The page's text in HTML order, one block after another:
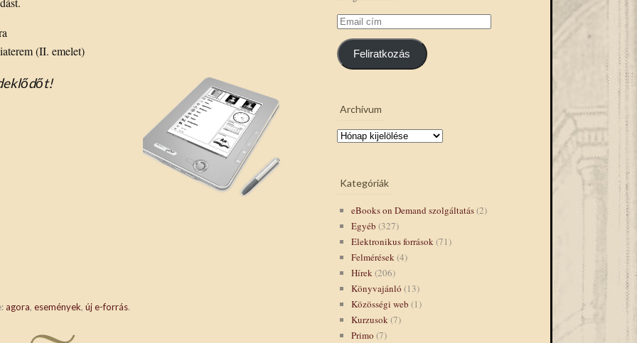
(II. emelet)
agora, események, új e-forrás.
Email
cím
Feliratkozás
Archívum
Kategóriák
eBooks on Demand szolgáltatás(2)
Egyéb (327)
Elektronikus források(71)
Felmérések(4)
Hírek(206)
Könyvajánló (13)
Közösségi web (1)
Kurzusok(7)
Primo (7)